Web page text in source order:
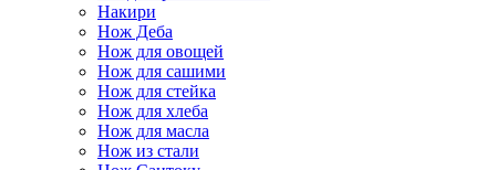
Накири
Нож Деба
Нож для овощей
Нож для сашими
Нож для стейка
Нож для хлеба
Нож для масла
Нож из стали